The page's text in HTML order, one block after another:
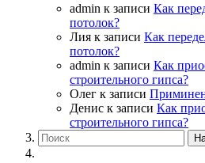
admin к записи Как
потолок?
Лия к записи Как
потолок?
admin к записи Как
строительного гипса?
Олег к записи
Денис к записи Как
строительного гипса?